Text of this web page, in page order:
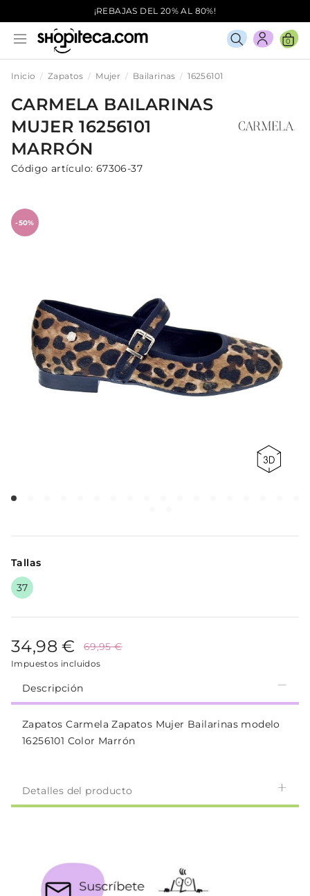
¡REBAJAS DEL 20% AL 80%!
0
Inicio Zapatos Mujer Bailarinas 16256101
CARMELA BAILARINAS
MUJER16256101
MARRÓN
Código artículo: 67306-37
-50%
Tallas
37
34,98 € 69,95 €
Impuestos incluidos
Descripción
Zapatos Carmela Zapatos Mujer Bailarinas modelo
16256101 Color Marrón
Detalles del producto